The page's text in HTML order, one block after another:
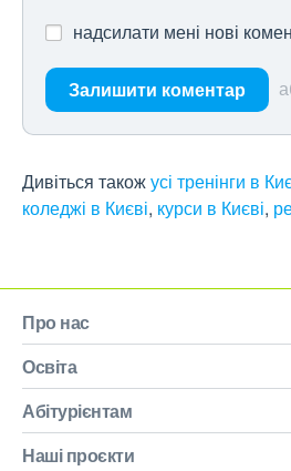
надсилати мені нові
Залишити коментар
Дивіться такожусі тренінги в
коледжі в Києві, курси в Києві,
Про нас
Освіта
Абітурієнтам
Наші проєкти